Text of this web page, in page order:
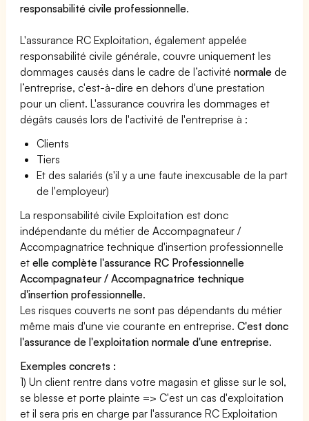
responsabilité civile professionnelle.
L'assurance RC Exploitation, également appelée
responsabilité civile générale, couvre uniquement les
dommages causés dans le cadre de l’activiténormale de
l’entreprise, c'est-à-dire en dehors d'une prestation
pour un client. L'assurance couvrira les dommages et
dégâts causés lors de l'activité de l'entreprise à :
Clients
Tiers
Et des salariés (s'il y a une faute inexcusable de la part
de l'employeur)
La responsabilité civile Exploitation est donc
indépendante du métier de Accompagnateur /
Accompagnatrice technique d'insertion professionnelle
etelle complète l'assurance RC Professionnelle
Accompagnateur / Accompagnatrice technique
d'insertion professionnelle.
Les risques couverts ne sont pas dépendants du métier
même mais d'une vie courante en entreprise.C'est donc
l'assurance de l'exploitation normale d'une entreprise.
Exemples concrets :
1) Un client rentre dans votre magasin et glisse sur le sol,
se blesse et porte plainte => C'est un cas d'exploitation
et il sera pris en charge par l'assurance RC Exploitation